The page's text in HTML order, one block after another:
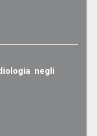
negli